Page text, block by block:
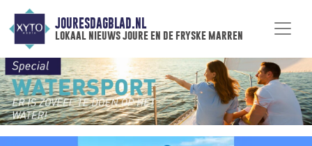
JOURESDAGBLAD.NL
lokaal nieuws joure en de fryske marren